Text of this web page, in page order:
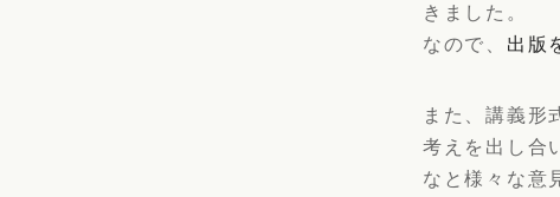
きました。
なので、 出版
また、講義形
考えを出し合
なと様々な意